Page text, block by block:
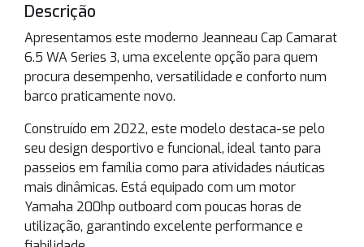
Descrição
Apresentamos este moderno Jeanneau Cap Camarat
6.5 WA Series 3, uma excelente opção para quem
procura desempenho, versatilidade e conforto num
barco praticamente novo.
Construído em 2022, este modelo destaca-se pelo
seu design desportivo e funcional, ideal tanto para
passeios em família como para atividades náuticas
mais dinâmicas. Está equipado com um motor
Yamaha 200hp outboard com poucas horas de
utilização, garantindo excelente performance e